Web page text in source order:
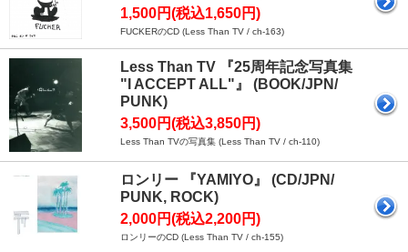
1,500円(税込1,650円)
FUCKERのCD (Less Than TV / ch-163)
Less Than TV 『25周年記念写真集
"I ACCEPT ALL"』 (BOOK/JPN/
PUNK)
3,500円(税込3,850円)
Less Than TVの写真集 (Less Than TV / ch-110)
ロンリー 『YAMIYO』 (CD/JPN/
PUNK, ROCK)
2,000円(税込2,200円)
ロンリーのCD (Less Than TV / ch-155)